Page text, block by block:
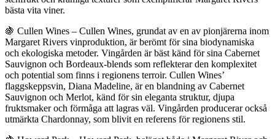
bästa vita viner.
🍇 Cullen Wines – Cullen Wines, grundat av en av pionjärerna inom
Margaret Rivers vinproduktion, är berömt för sina biodynamiska
och ekologiska metoder. Vingården är bäst känd för sina Cabernet
Sauvignon och Bordeaux-blends som reflekterar den komplexitet
och potential som finns i regionens terroir. Cullen Wines’
flaggskeppsvin, Diana Madeline, är en blandning av Cabernet
Sauvignon och Merlot, känd för sin eleganta struktur, djupa
fruktsmaker och förmåga att lagras väl. Vingården producerar också
utmärkta Chardonnay, som blivit en referens för regionens stil.